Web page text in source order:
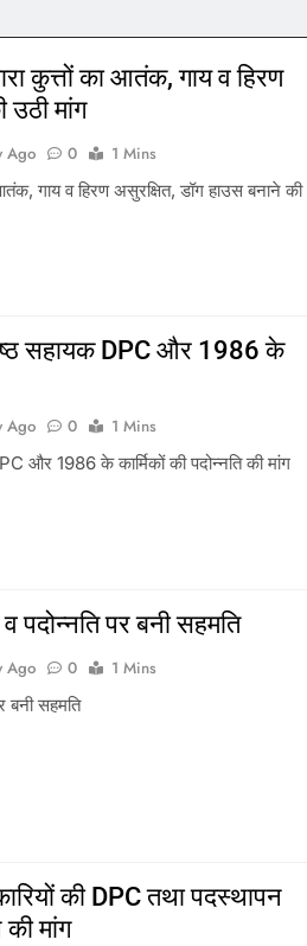
कुत्तों का आतंक, गाय व हिरण
उठी मांग
Ago 0
1 Mins
गाय व हिरण असुरक्षित, डॉग हाउस बनाने की
सहायक DPC और 1986 के
Ago 0
1 Mins
और 1986 के कार्मिकों की पदोन्नति की मांग
पदोन्नति पर बनी सहमति
Ago 0
1 Mins
बनी सहमति
की DPC तथा पदस्थापन
मांग